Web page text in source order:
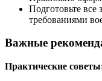
Подготовьте все
требованиями
Важные
Практические